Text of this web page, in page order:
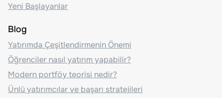
Yeni Başlayanlar
Blog
Yatırımda Çeşitlendirmenin Önemi
Öğrenciler nasıl yatırım yapabilir?
Modern portföy teorisi nedir?
Ünlü yatırımcılar ve başarı stratejileri